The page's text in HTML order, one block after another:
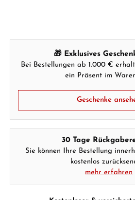
🎁 Exklusives
Bei Bestellungen ab 1.000 €
ein Präsent im
Geschenke
30 Tage
Sie können Ihre Bestellung
kostenlos
mehr erfahren